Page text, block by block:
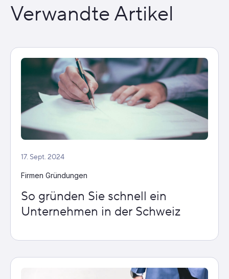
Verwandte Artikel
17. Sept. 2024
Firmen Gründungen
So gründen Sie schnell ein
Unternehmen in der Schweiz